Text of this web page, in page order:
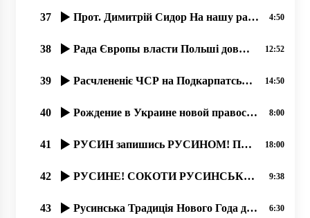
37 Прот. Димитрій Сидор На нашу радость Америка ныні … 4:50
38 Рада Європы власти Польші довжні самі создати учебникы русинам. 30.01.2020 12:52
39 Расчлененіє ЧСР на Подкарпатську Русь, Чехію и Словакію. 1939. 14:50
40 Рождение в Украине новой православной журналистики, 19.06.2020, прот. Димитрий Сидор 8:00
41 РУСИН запишись РУСИНОМ! ПЕРЕПИС НАСЕЛЕННЯ В УКРАЇНІ 2020 року. 18:00
42 РУСИНЕ! СОКОТИ РУСИНСЬКУ БЕСІДУ! 21.02.20 9:38
43 Русинська Традиція Нового Года до Рожденства. прот. Димитрий Сидор . 31.12.2019 6:30